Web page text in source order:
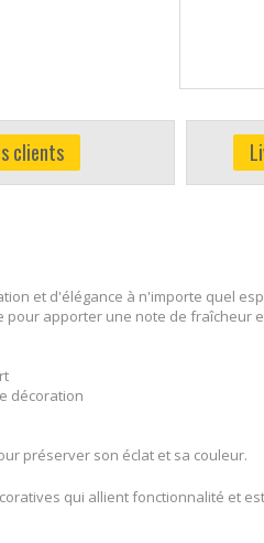
clients
et d'élégance à n'importe quel
apporter une note de fraîcheur
décoration
préserver son éclat et sa couleur.
qui allient fonctionnalité et